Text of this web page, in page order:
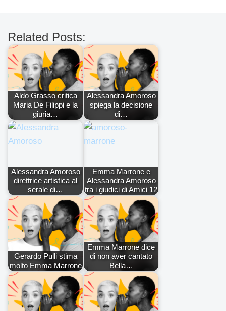
Related Posts:
Aldo Grasso critica
Maria De Filippi e la
giuria…
Alessandra Amoroso
spiega la decisione
di…
Alessandra Amoroso
direttrice artistica al
serale di…
Emma Marrone e
Alessandra Amoroso
tra i giudici di Amici 12
Gerardo Pulli stima
molto Emma Marrone
Emma Marrone dice
di non aver cantato
Bella…